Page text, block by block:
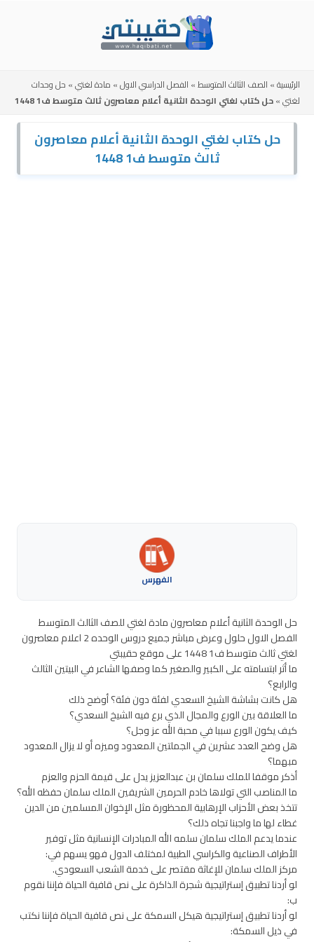
الرئيسية» الصف الثالث المتوسط» الفصل الدراسي الاول» مادة لغتي» حل وحدات
لغتي»حل كتاب لغتي الوحدة الثانية أعلام معاصرون ثالث متوسط ف1 1448
حل كتاب لغتي الوحدة الثانية أعلام معاصرون
ثالث متوسط ف1 1448
الفهرس
حل الوحدة الثانية أعلام معاصرون مادة لغتي للصف الثالث المتوسط
الفصل الاول حلول وعرض مباشر جميع دروس الوحده 2 اعلام معاصرون
لغتي ثالث متوسط ف1 1448 على موقع حقيبتي
ما أثر ابتسامته على الكبير والصغير كما وصفها الشاعر في البيتين الثالث
والرابع؟
هل كانت بشاشة الشيخ السعدي لفئة دون فئة؟ أوضح ذلك
ما العلاقة بين الورع والمجال الذي برع فيه الشيخ السعدي؟
كيف يكون الورع سببا في محبة الله عز وجل؟
هل وضح العدد عشرين في الجملتين المعدود وميزه أو لا يزال المعدود
مبهما؟
أذكر موقفا للملك سلمان بن عبدالعزيز يدل على قيمة الحزم والعزم
ما المناصب التي تولاها خادم الحرمين الشريفين الملك سلمان حفظه الله؟
تتخذ بعض الأحزاب الإرهابية المحظورة مثل الإخوان المسلمين من الدين
غطاء لها ما واجبنا تجاه ذلك؟
عندما يدعم الملك سلمان سلمه الله المبادرات الإنسانية مثل توفير
الأطراف الصناعية والكراسي الطبية لمختلف الدول فهو يسهم في:
مركز الملك سلمان للإغاثة مقتصر على خدمة الشعب السعودي.
لو أردنا تطبيق إستراتيجية شجرة الذاكرة على نص قافية الحياة فإننا نقوم
ب:
لو أردنا تطبيق إستراتيجية هيكل السمكة على نص قافية الحياة فإننا نكتب
في ذيل السمكة: